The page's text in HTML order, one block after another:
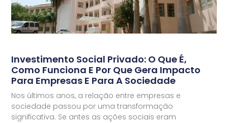
Investimento Social Privado: O Que É,
Como Funciona E Por Que Gera Impacto
Para Empresas E Para A Sociedade
Nos últimos anos, a relação entre empresas e
sociedade passou por uma transformação
significativa. Se antes as ações sociais eram